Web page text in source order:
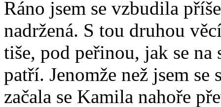
Ráno jsem se vzbudila
nadržená. S tou druhou
tiše, pod peřinou, jak se na
patří. Jenomže než jsem
začala se Kamila nahoře